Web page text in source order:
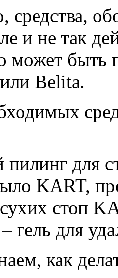
средства,
и не так
может быть
Belita.
пилинг для
KART,
стоп
гель для
как